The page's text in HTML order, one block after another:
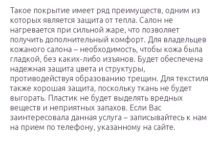
Такое покрытие имеет ряд преимуществ, одним из
которых является защита от тепла. Салон не
нагревается при сильной жаре, что позволяет
получить дополнительный комфорт. Для владельцев
кожаного салона – необходимость, чтобы кожа была
гладкой, без каких-либо изъянов. Будет обеспечена
надежная защита цвета и структуры,
противодействуя образованию трещин. Для текстиля
также хорошая защита, поскольку ткань не будет
выгорать. Пластик не будет выделять вредных
веществ и неприятных запахов. Если Вас
заинтересовала данная услуга – записывайтесь к нам
на прием по телефону, указанному на сайте.